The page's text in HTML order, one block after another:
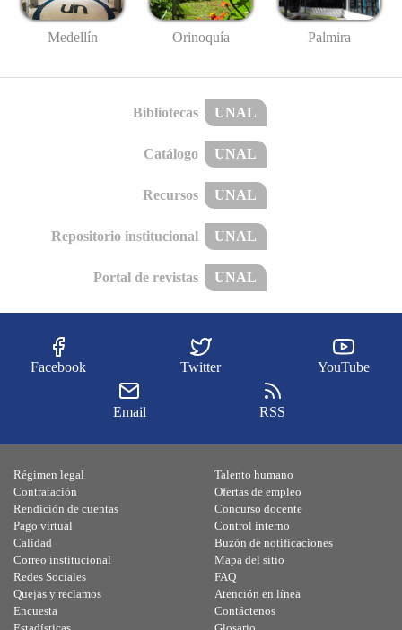
Medellín Orinoquía Palmira
Bibliotecas UNAL
Catálogo UNAL
Recursos UNAL
Repositorio institucional UNAL
Portal de revistas UNAL
Facebook Twitter YouTube
Email RSS
Régimen legal
Contratación
Rendición de cuentas
Pago virtual
Calidad
Talento humano
Ofertas de empleo
Concurso docente
Control interno
Buzón de notificaciones
Correo institucional
Redes Sociales
Quejas y reclamos
Encuesta
Mapa del sitio
FAQ
Atención en línea
Contáctenos